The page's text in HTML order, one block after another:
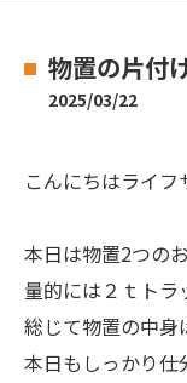
物置の片付
2025/03/22
こんにちはライフ
本日は物置2つの
量的には２ｔトラ
総じて物置の中身
本日もしっかり仕